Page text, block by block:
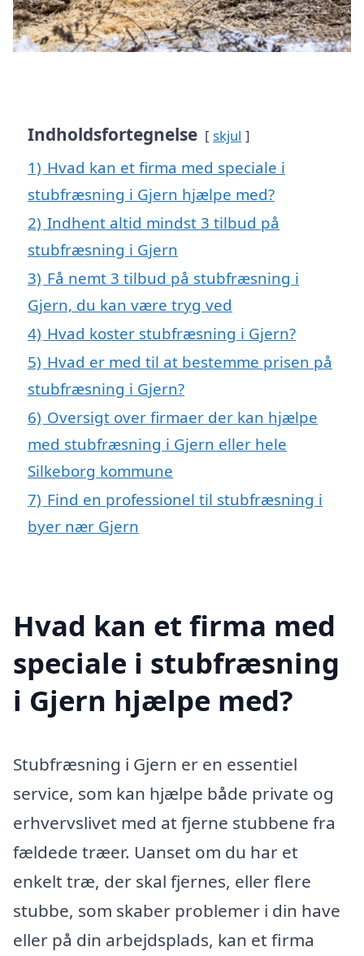
Indholdsfortegnelse skjul
1) Hvad kan et firma med speciale i
stubfræsning i Gjern hjælpe med?
2) Indhent altid mindst 3 tilbud på
stubfræsning i Gjern
3) Få nemt 3 tilbud på stubfræsning i
Gjern, du kan være tryg ved
4) Hvad koster stubfræsning i Gjern?
5) Hvad er med til at bestemme prisen på
stubfræsning i Gjern?
6) Oversigt over firmaer der kan hjælpe
med stubfræsning i Gjern eller hele
Silkeborg kommune
7) Find en professionel til stubfræsning i
byer nær Gjern
Hvad kan et firma med
speciale i stubfræsning
i Gjern hjælpe med?
Stubfræsning i Gjern er en essentiel
service, som kan hjælpe både private og
erhvervslivet med at fjerne stubbene fra
fældede træer. Uanset om du har et
enkelt træ, der skal fjernes, eller flere
stubbe, som skaber problemer i din have
eller på din arbejdsplads, kan et firma